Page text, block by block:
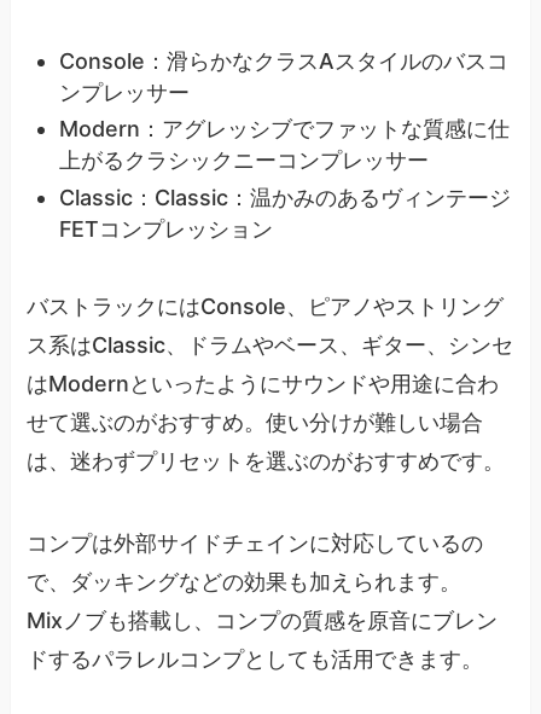
Console：滑らかなクラスAスタイルのバスコ
ンプレッサー
Modern：アグレッシブでファットな質感に仕
上がるクラシックニーコンプレッサー
Classic：Classic：温かみのあるヴィンテージ
FETコンプレッション
バストラックにはConsole、ピアノやストリング
ス系はClassic、ドラムやベース、ギター、シンセ
はModernといったようにサウンドや用途に合わ
せて選ぶのがおすすめ。使い分けが難しい場合
は、迷わずプリセットを選ぶのがおすすめです。
コンプは外部サイドチェインに対応しているの
で、ダッキングなどの効果も加えられます。
Mixノブも搭載し、コンプの質感を原音にブレン
ドするパラレルコンプとしても活用できます。